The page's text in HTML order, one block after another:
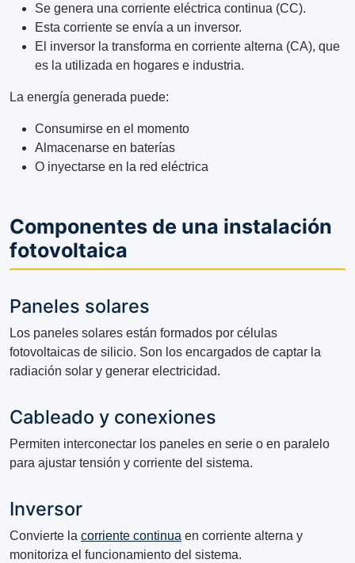
Se genera una corriente eléctrica continua (CC).
Esta corriente se envía a un inversor.
El inversor la transforma en corriente alterna (CA), que
es la utilizada en hogares e industria.
La energía generada puede:
Consumirse en el momento
Almacenarse en baterías
O inyectarse en la red eléctrica
Componentes de una instalación
fotovoltaica
Paneles solares
Los paneles solares están formados por células
fotovoltaicas de silicio. Son los encargados de captar la
radiación solar y generar electricidad.
Cableado y conexiones
Permiten interconectar los paneles en serie o en paralelo
para ajustar tensión y corriente del sistema.
Inversor
Convierte la corriente continua en corriente alterna y
monitoriza el funcionamiento del sistema.